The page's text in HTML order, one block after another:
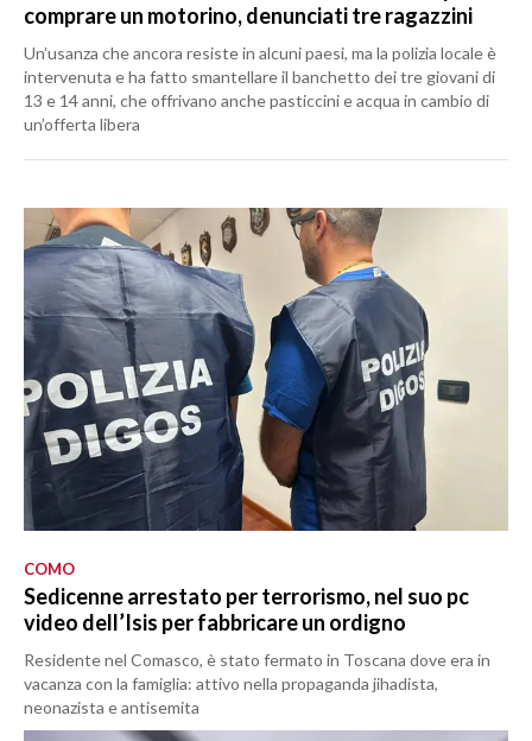
comprare un motorino, denunciati tre ragazzini
Un’usanza che ancora resiste in alcuni paesi, ma la polizia locale è
intervenuta e ha fatto smantellare il banchetto dei tre giovani di
13 e 14 anni, che offrivano anche pasticcini e acqua in cambio di
un’offerta libera
COMO
Sedicenne arrestato per terrorismo, nel suo pc
video dell’Isis per fabbricare un ordigno
Residente nel Comasco, è stato fermato in Toscana dove era in
vacanza con la famiglia: attivo nella propaganda jihadista,
neonazista e antisemita